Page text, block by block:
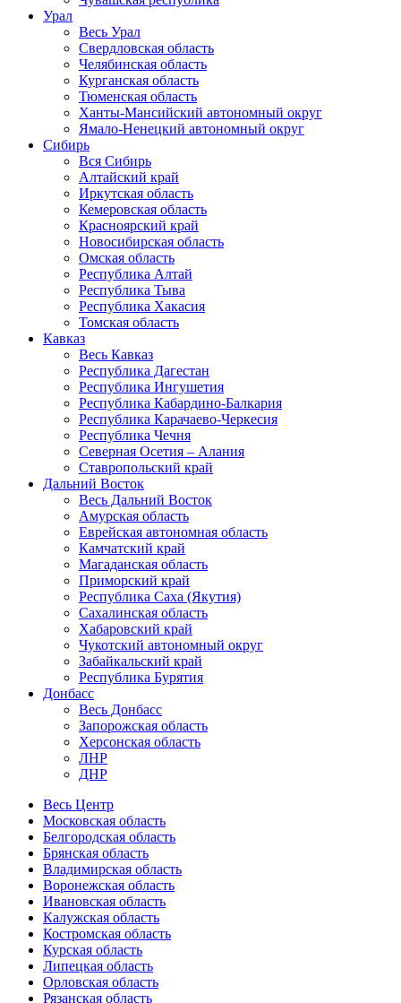
Урал
Весь Урал
Свердловская область
Челябинская область
Курганская область
Тюменская область
Ханты-Мансийский автономный округ
Ямало-Ненецкий автономный округ
Сибирь
Вся Сибирь
Алтайский край
Иркутская область
Кемеровская область
Красноярский край
Новосибирская область
Омская область
Республика Алтай
Республика Тыва
Республика Хакасия
Томская область
Кавказ
Весь Кавказ
Республика Дагестан
Республика Ингушетия
Республика Кабардино-Балкария
Республика Карачаево-Черкесия
Республика Чечня
Северная Осетия – Алания
Ставропольский край
Дальний Восток
Весь Дальний Восток
Амурская область
Еврейская автономная область
Камчатский край
Магаданская область
Приморский край
Республика Саха (Якутия)
Сахалинская область
Хабаровский край
Чукотский автономный округ
Забайкальский край
Республика Бурятия
Донбасс
Весь Донбасс
Запорожская область
Херсонская область
ЛНР
ДНР
Весь Центр
Московская область
Белгородская область
Брянская область
Владимирская область
Воронежская область
Ивановская область
Калужская область
Костромская область
Курская область
Липецкая область
Орловская область
Рязанская область